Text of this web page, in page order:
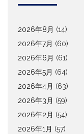
2026年8月 (14)
2026年7月 (60)
2026年6月 (61)
2026年5月 (64)
2026年4月 (63)
2026年3月 (59)
2026年2月 (54)
2026年1月 (57)